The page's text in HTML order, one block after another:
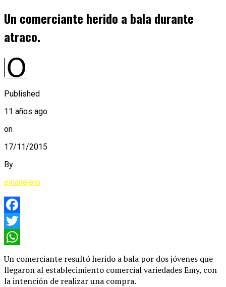
Un comerciante herido a bala durante
atraco.
Published
11 años ago
on
17/11/2015
By
elcallejero
Facebook
Twitter
Un comerciante resultó herido a bala por dos jóvenes que
llegaron al establecimiento comercial variedades Emy, con
la intención de realizar una compra.